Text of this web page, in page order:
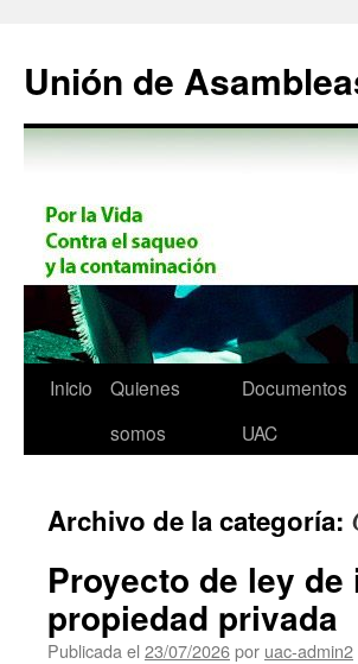
contenido
Unión de
Inicio
Quienes
somos
Documentos
UAC
Archivo de la categoría:
Proyecto de ley
propiedad privada
Publicada el 23/07/2026por uac-admin2